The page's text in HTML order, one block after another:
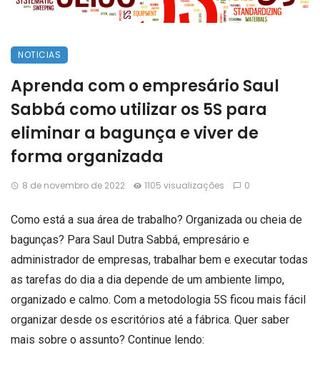
NOTICIAS
Aprenda com o empresário Saul
Sabbá como utilizar os 5S para
eliminar a bagunça e viver de
forma organizada
8 de novembro de 2022 1105 visualizações 0
Como está a sua área de trabalho? Organizada ou cheia de
bagunças? Para Saul Dutra Sabbá, empresário e
administrador de empresas, trabalhar bem e executar todas
as tarefas do dia a dia depende de um ambiente limpo,
organizado e calmo. Com a metodologia 5S ficou mais fácil
organizar desde os escritórios até a fábrica. Quer saber
mais sobre o assunto? Continue lendo: